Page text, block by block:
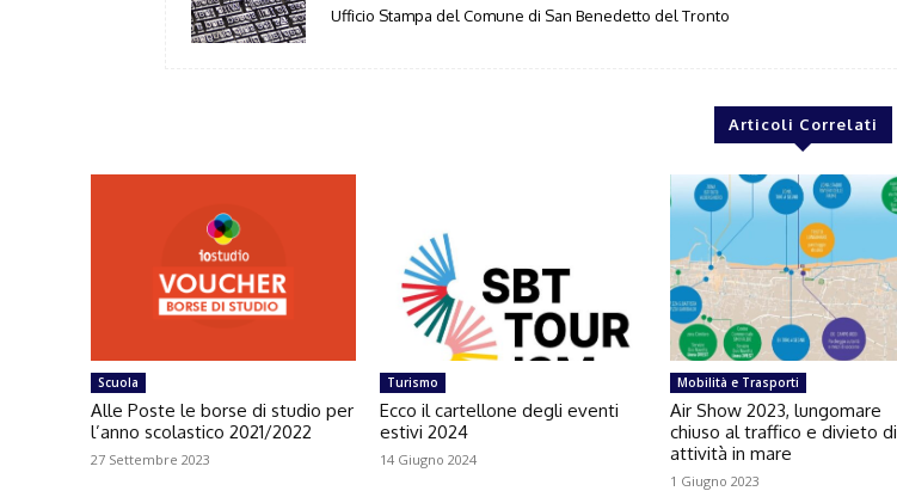
Ufficio Stampa del Comune di San Benedetto del Tronto
Articoli Correlati
Scuola
Alle Poste le borse di studio per
l’anno scolastico 2021/2022
27 Settembre 2023
Turismo
Ecco il cartellone degli eventi
estivi 2024
14 Giugno 2024
Mobilità e Trasporti
Air Show 2023, lungomare
chiuso al traffico e divieto di
attività in mare
1 Giugno 2023